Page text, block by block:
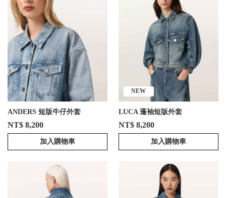
ANDERS 短版牛仔外套
NT$ 8,200
加入購物車
NEW
LUCA 蓬袖短版外套
NT$ 8,200
加入購物車